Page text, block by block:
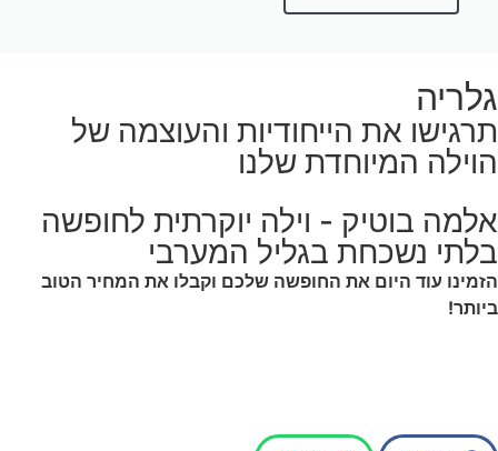
גלריה
תרגישו את הייחודיות והעוצמה של
הוילה המיוחדת שלנו
אלמה בוטיק - וילה יוקרתית לחופשה
בלתי נשכחת בגליל המערבי
הזמינו עוד היום את החופשה שלכם וקבלו את המחיר הטוב
ביותר!